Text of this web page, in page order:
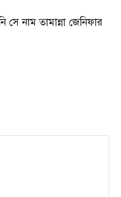
নাম তামান্না জেনিফার